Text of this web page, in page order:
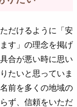
だけるように「安
す」の理念を掲げ
合が悪い時に思い
たいと思っていま
前を多くの地域の
ず、信頼をいただ